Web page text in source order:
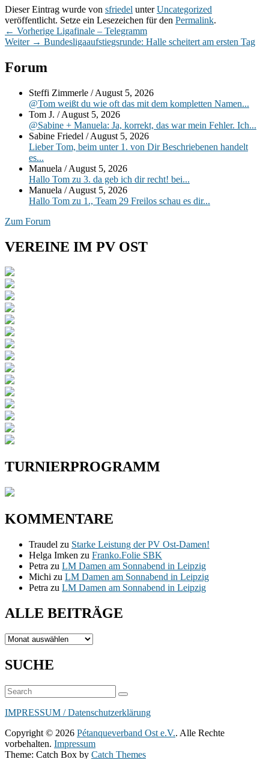
Dieser Eintrag wurde von sfriedel unterUncategorized
veröffentlicht. Setze ein Lesezeichen für den Permalink.
Beitragsnavigation
← Vorherige Vorheriger
Beitrag:
Ligafinale – Telegramm
Weiter → Nächster
Bundesligaaufstiegsrunde: Halle scheitert am ersten Tag
Primärer
Widgetbereich
Forum
Steffi Zimmerle /August 5, 2026
@Tom weißt du wie oft das mit dem kompletten Namen...
Tom J. /August 5, 2026
@Sabine + Manuela: Ja, korrekt, das war mein Fehler. Ich...
Sabine Friedel /August 5, 2026
Lieber Tom, beim unter 1. von Dir Beschriebenen handelt
es...
Manuela /August 5, 2026
Hallo Tom zu 3. da geb ich dir recht! bei...
Manuela /August 5, 2026
Hallo Tom zu 1., Team 29 Freilos schau es dir...
Zum Forum
VEREINE IM PV OST
TURNIERPROGRAMM
KOMMENTARE
Traudel zu Starke Leistung der PV Ost-Damen!
Helga Imken zu Franko.Folie SBK
Petra zu LM Damen am Sonnabend in Leipzig
Michi zu LM Damen am Sonnabend in Leipzig
Petra zu LM Damen am Sonnabend in Leipzig
ALLE BEITRÄGE
ALLE
SUCHE
Suchen
nach:
Suchen
IMPRESSUM / Datenschutzerklärung
Copyright © 2026 Pétanqueverband Ost e.V.. Alle Rechte
vorbehalten. Impressum
Theme: Catch Box by Catch Themes